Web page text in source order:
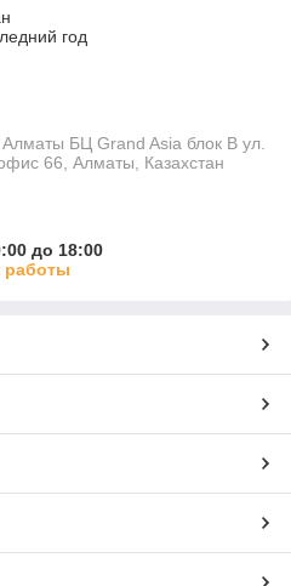
год
Алматы БЦ Grand Asia блок B ул.
66, Алматы, Казахстан
до 18:00
работы